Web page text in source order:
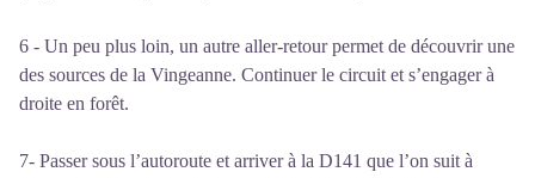
6 - Un peu plus loin, un autre aller-retour permet de découvrir une
des sources de la Vingeanne. Continuer le circuit et s’engager à
droite en forêt.
7- Passer sous l’autoroute et arriver à la D141 que l’on suit à